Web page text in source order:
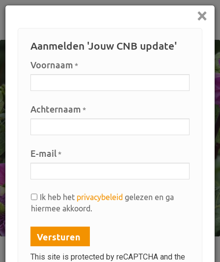
CNB verbindt de
wereld van
bloembollen
CNB is de grootste marktplaats voor de handel in
professionals verbinden alle marktpartijen.
Onze diensten
×
Aanmelden 'Jouw CNB update'
Voornaam *
Achternaam *
E-mail*
Ik heb het privacybeleid gelezen en ga
hiermee akkoord.
Versturen
This site is protected by reCAPTCHA and the